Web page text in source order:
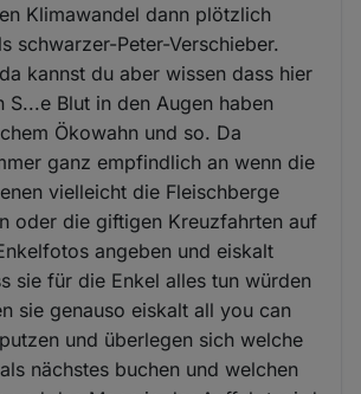
Klimawandel dann plötzlich
schwarzer-Peter-Verschieber.
kannst du aber wissen dass hier
S...e Blut in den Augen haben
Ökowahn und so. Da
ganz empfindlich an wenn die
vielleicht die Fleischberge
oder die giftigen Kreuzfahrten auf
angeben und eiskalt
sie für die Enkel alles tun würden
sie genauso eiskalt all you can
und überlegen sich welche
nächstes buchen und welchen